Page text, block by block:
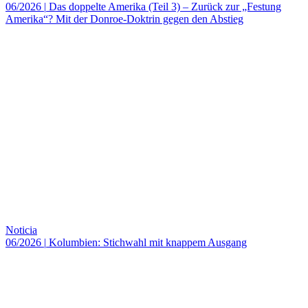
06/2026 | Das doppelte Amerika (Teil 3) – Zurück zur „Festung
Amerika“? Mit der Donroe-Doktrin gegen den Abstieg
Noticia
06/2026 | Kolumbien: Stichwahl mit knappem Ausgang